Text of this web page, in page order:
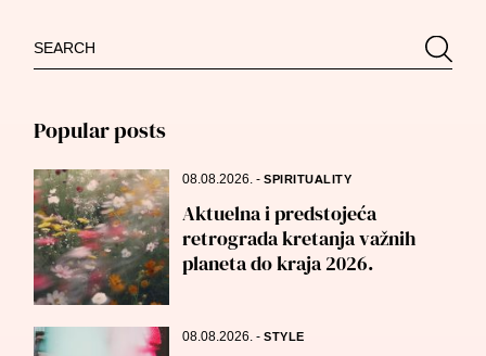
Search
for:
Popular posts
08.08.2026.-SPIRITUALITY
Aktuelna i predstojeća
retrograda kretanja važnih
planeta do kraja 2026.
08.08.2026.-STYLE